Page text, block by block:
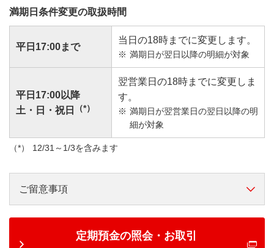
満期日条件変更の取扱時間
平日17:00まで
当日の18時までに変更します。
満期日が翌日以降の明細が対象
平日17:00以降
土・日・祝日
（*）
翌営業日の18時までに変更しま
す。
満期日が翌営業日の翌日以降の明
細が対象
12/31～1/3を含みます
ご留意事項
定期預金の照会・お取引